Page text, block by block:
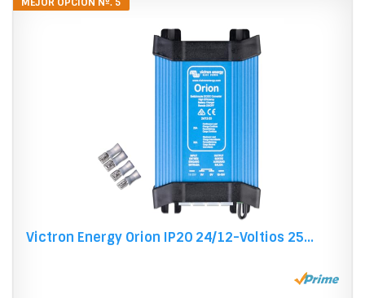
Victron Energy Orion IP20 24/12-Voltios 25...